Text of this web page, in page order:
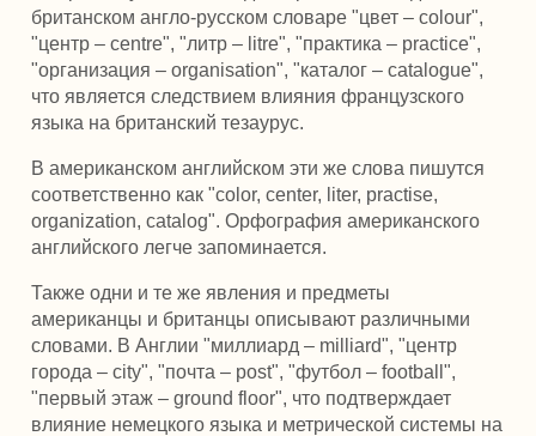
британском англо-русском словаре "цвет – colour",
"центр – centre", "литр – litre", "практика – practice",
"организация – organisation", "каталог – catalogue",
что является следствием влияния французского
языка на британский тезаурус.
В американском английском эти же слова пишутся
соответственно как "color, center, liter, practise,
organization, catalog". Орфография американского
английского легче запоминается.
Также одни и те же явления и предметы
американцы и британцы описывают различными
словами. В Англии "миллиард – milliard", "центр
города – city", "почта – post", "футбол – football",
"первый этаж – ground floor", что подтверждает
влияние немецкого языка и метрической системы на